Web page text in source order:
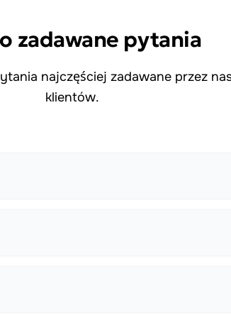
zadawane pytania
najczęściej zadawane przez
klientów.